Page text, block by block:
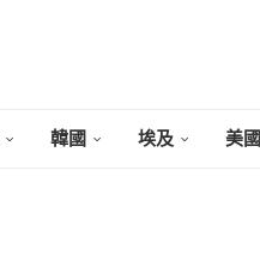
韓國 埃及 美國